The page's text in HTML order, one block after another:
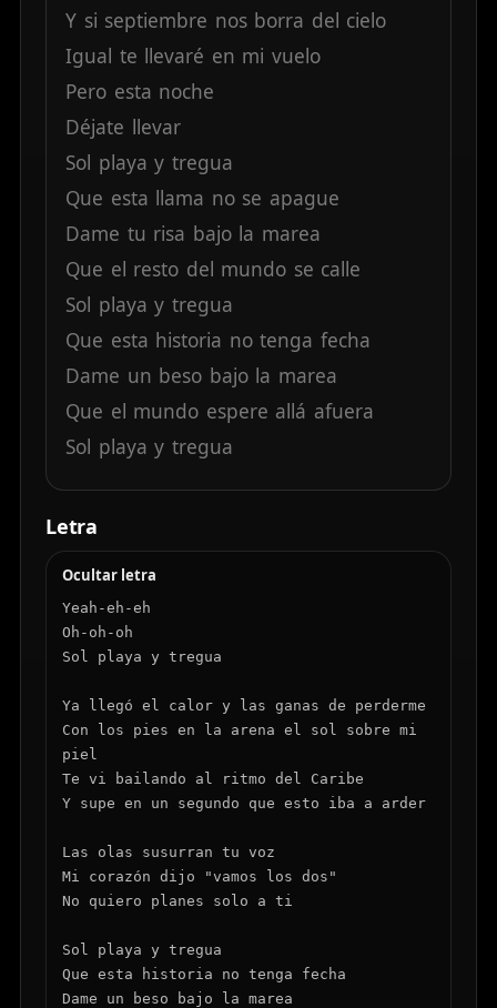
Y si septiembre nos borra del cielo
Igual te llevaré en mi vuelo
Pero esta noche
Déjate llevar
Sol playa y tregua
Que esta llama no se apague
Dame tu risa bajo la marea
Que el resto del mundo se calle
Sol playa y tregua
Que esta historia no tenga fecha
Dame un beso bajo la marea
Que el mundo espere allá afuera
Sol playa y tregua
Si esto
muera
Si esto es
muera
Letra
Ocultar letra
Yeah-eh-eh
Oh-oh-oh
Sol playa y tregua
Ya llegó el calor y las ganas de perderme
Con los pies en la arena el sol sobre mi
piel
Te vi bailando al ritmo del Caribe
Y supe en un segundo que esto iba a arder
Las olas susurran tu voz
Mi corazón dijo "vamos los dos"
No quiero planes solo a ti
Sol playa y tregua
Que esta historia no tenga fecha
Dame un beso bajo la marea